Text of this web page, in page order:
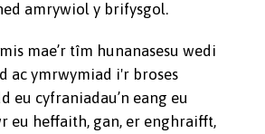
amrywiol y brifysgol.
mae’r tîm hunanasesu wedi
ac ymrwymiad i'r broses
eu cyfraniadau’n eang eu
eu heffaith, gan, er enghraifft,